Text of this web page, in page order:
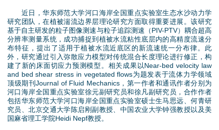
w
n
M
e
n
u
n
g
近日，华东师范大学河口海岸全国重点实验室生态水沙动力学
研究团队，在植被湍流边界层理论研究方面取得重要进展。该研究
基于自主研发的粒子图像测速与粒子追踪测速（PIV-PTV）耦合超高
分辨率测量系统，成功捕捉到植被水流粘性底层内的高精度流速分
布特征，提出了适用于植被水流近底区的新流速统一分布律。此
外，研究通过引入弥散应力模型对传统混合长度理论进行修正，构
建了新的床面切应力预测模型。相关成果以Near-bed velocity law
and bed shear stress in vegetated flows为题发表于流体力学领域
顶级期刊Journal of Fluid Mechanics，第一作者和通讯作者分别为
河口海岸全国重点实验室徐元副研究员和徐凡副研究员，合作作者
包括华东师范大学河口海岸全国重点实验室硕士生马思远、何青研
究员、北京交通大学陈启刚副教授、中国农业大学钟强教授以及美
国麻省理工学院Heidi Nepf教授。